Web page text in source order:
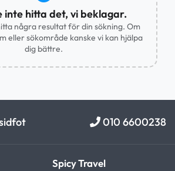
inte hitta det, vi beklagar.
några resultat för din sökning. Om
eller sökområde kanske vi kan hjälpa
dig bättre.
010 6600238
Spicy Travel